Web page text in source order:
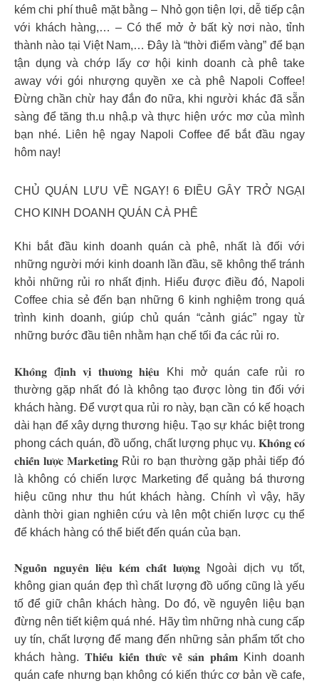
kém chi phí thuê mặt bằng – Nhỏ gọn tiện lợi, dễ tiếp cận
với khách hàng,… – Có thể mở ở bất kỳ nơi nào, tỉnh
thành nào tại Việt Nam,… Đây là “thời điểm vàng” để bạn
tận dụng và chớp lấy cơ hội kinh doanh cà phê take
away với gói nhượng quyền xe cà phê Napoli Coffee!
Đừng chần chừ hay đắn đo nữa, khi người khác đã sẵn
sàng để tăng th.u nhậ.p và thực hiện ước mơ của mình
bạn nhé. Liên hệ ngay Napoli Coffee để bắt đầu ngay
hôm nay!
CHỦ QUÁN LƯU VỀ NGAY! 6 ĐIỀU GÂY TRỞ NGẠI
CHO KINH DOANH QUÁN CÀ PHÊ
Khi bắt đầu kinh doanh quán cà phê, nhất là đối với
những người mới kinh doanh lần đầu, sẽ không thể tránh
khỏi những rủi ro nhất định. Hiểu được điều đó, Napoli
Coffee chia sẻ đến bạn những 6 kinh nghiệm trong quá
trình kinh doanh, giúp chủ quán “cảnh giác” ngay từ
những bước đầu tiên nhằm hạn chế tối đa các rủi ro.
𝐊𝐡𝐨̂𝐧𝐠 đ𝐢̣𝐧𝐡 𝐯𝐢̣ 𝐭𝐡𝐮̛𝐨̛𝐧𝐠 𝐡𝐢𝐞̣̂𝐮 Khi mở quán cafe rủi ro
thường gặp nhất đó là không tạo được lòng tin đối với
khách hàng. Để vượt qua rủi ro này, bạn cần có kế hoạch
dài hạn để xây dựng thương hiệu. Tạo sự khác biệt trong
phong cách quán, đồ uống, chất lượng phục vụ. 𝐊𝐡𝐨̂𝐧𝐠 𝐜𝐨́
𝐜𝐡𝐢𝐞̂́𝐧 𝐥𝐮̛𝐨̛̣𝐜 𝐌𝐚𝐫𝐤𝐞𝐭𝐢𝐧𝐠 Rủi ro bạn thường gặp phải tiếp đó
là không có chiến lược Marketing để quảng bá thương
hiệu cũng như thu hút khách hàng. Chính vì vậy, hãy
dành thời gian nghiên cứu và lên một chiến lược cụ thể
để khách hàng có thể biết đến quán của bạn.
𝐍𝐠𝐮𝐨̂̀𝐧 𝐧𝐠𝐮𝐲𝐞̂𝐧 𝐥𝐢𝐞̣̂𝐮 𝐤𝐞́𝐦 𝐜𝐡𝐚̂́𝐭 𝐥𝐮̛𝐨̛̣𝐧𝐠 Ngoài dịch vụ tốt,
không gian quán đẹp thì chất lượng đồ uống cũng là yếu
tố để giữ chân khách hàng. Do đó, về nguyên liệu bạn
đừng nên tiết kiệm quá nhé. Hãy tìm những nhà cung cấp
uy tín, chất lượng để mang đến những sản phẩm tốt cho
khách hàng. 𝐓𝐡𝐢𝐞̂́𝐮 𝐤𝐢𝐞̂́𝐧 𝐭𝐡𝐮̛́𝐜 𝐯𝐞̂̀ 𝐬𝐚̉𝐧 𝐩𝐡𝐚̂̉𝐦 Kinh doanh
quán cafe nhưng bạn không có kiến thức cơ bản về cafe,